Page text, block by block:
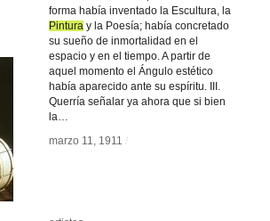
forma había inventado la Escultura, la
Pintura y la Poesía; había concretado
su sueño de inmortalidad en el
espacio y en el tiempo. A partir de
aquel momento el Ángulo estético
había aparecido ante su espíritu. III.
Querría señalar ya ahora que si bien
la…
marzo 11, 1911 /
Pintura
marzo 11, 1911 /